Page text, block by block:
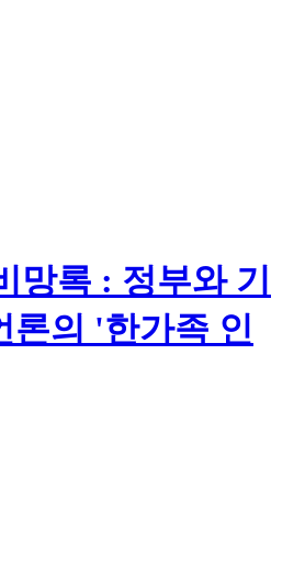
망록 : 정부와 기
론의 '한가족 인